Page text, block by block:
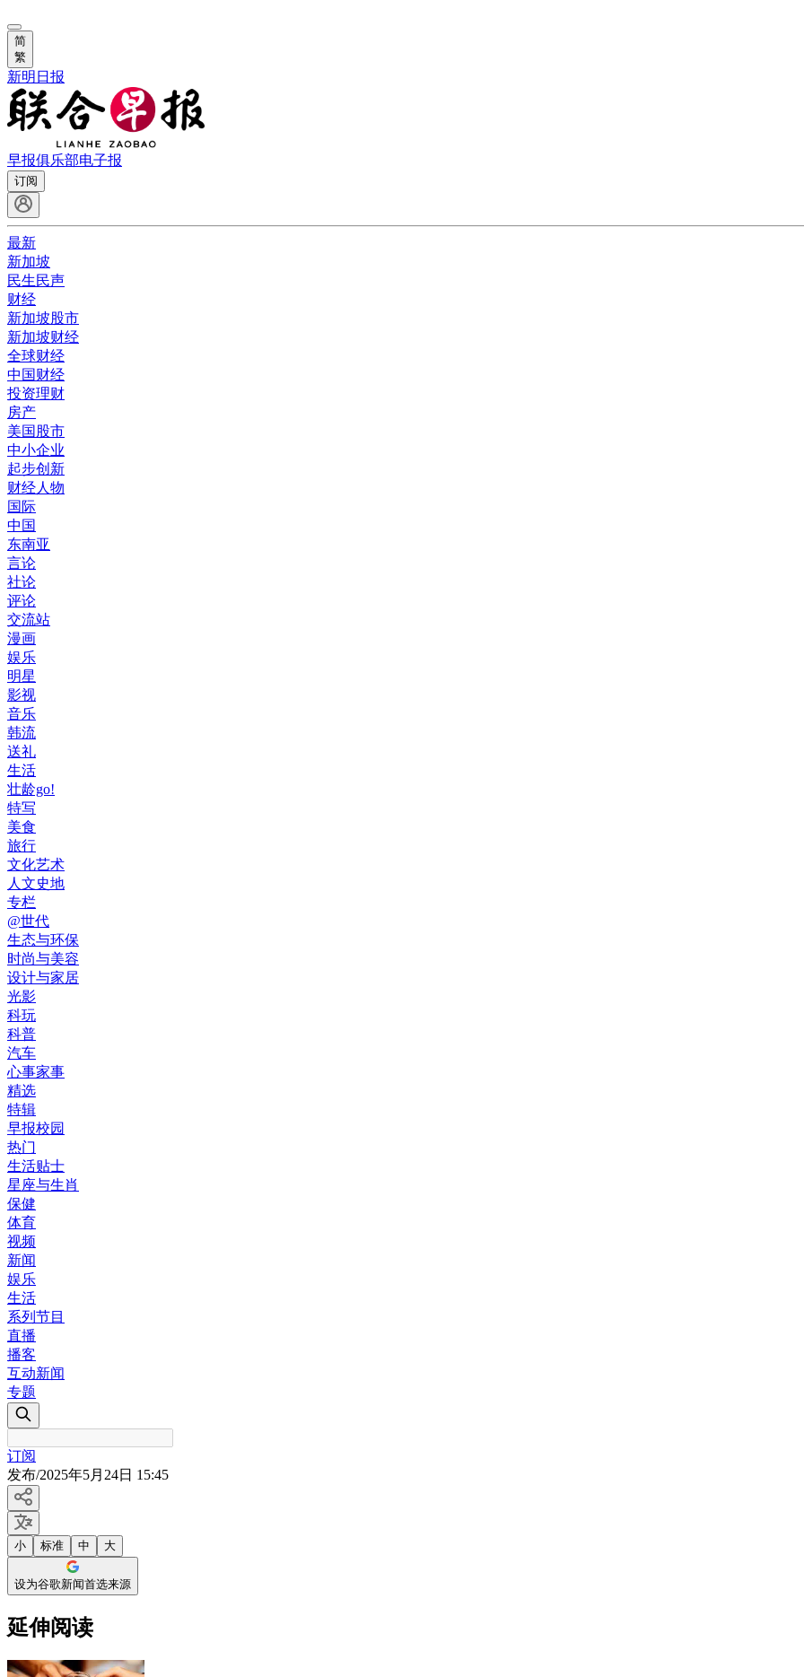
简
繁
新明日报
早报俱乐部电子报
订阅
最新
新加坡
民生民声
财经
新加坡股市
新加坡财经
全球财经
中国财经
投资理财
房产
美国股市
中小企业
起步创新
财经人物
国际
中国
东南亚
言论
社论
评论
交流站
漫画
娱乐
明星
影视
音乐
韩流
送礼
生活
壮龄go!
特写
美食
旅行
文化艺术
人文史地
专栏
@世代
生态与环保
时尚与美容
设计与家居
光影
科玩
科普
汽车
心事家事
精选
特辑
早报校园
热门
生活贴士
星座与生肖
保健
体育
视频
新闻
娱乐
生活
系列节目
直播
播客
互动新闻
专题
订阅
发布/2025年5月24日 15:45
小 标准 中 大
设为谷歌新闻首选来源
延伸阅读